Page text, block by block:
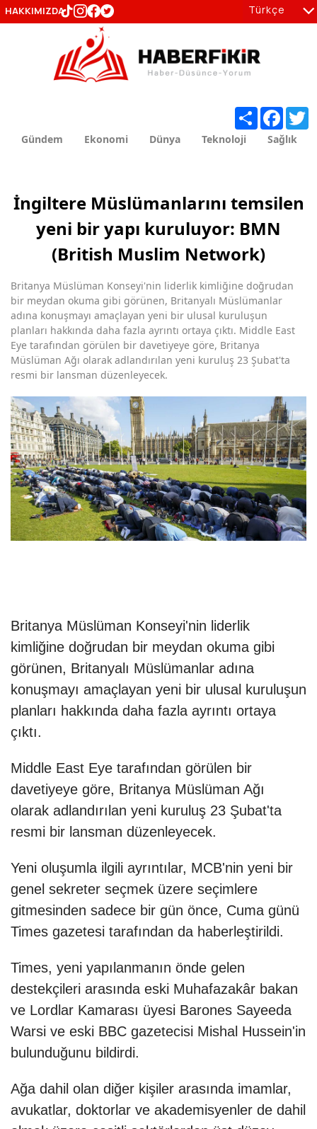
Gündem Ekonomi Dünya Teknoloji Sağlık
İngiltere Müslümanlarını temsilen
yeni bir yapı kuruluyor: BMN
(British Muslim Network)
Britanya Müslüman Konseyi'nin liderlik kimliğine doğrudan
bir meydan okuma gibi görünen, Britanyalı Müslümanlar
adına konuşmayı amaçlayan yeni bir ulusal kuruluşun
planları hakkında daha fazla ayrıntı ortaya çıktı. Middle East
Eye tarafından görülen bir davetiyeye göre, Britanya
Müslüman Ağı olarak adlandırılan yeni kuruluş 23 Şubat'ta
resmi bir lansman düzenleyecek.
Britanya Müslüman Konseyi'nin liderlik
kimliğine doğrudan bir meydan okuma gibi
görünen, Britanyalı Müslümanlar adına
konuşmayı amaçlayan yeni bir ulusal kuruluşun
planları hakkında daha fazla ayrıntı ortaya
çıktı.
Middle East Eye tarafından görülen bir
davetiyeye göre, Britanya Müslüman Ağı
olarak adlandırılan yeni kuruluş 23 Şubat'ta
resmi bir lansman düzenleyecek.
Yeni oluşumla ilgili ayrıntılar, MCB'nin yeni bir
genel sekreter seçmek üzere seçimlere
gitmesinden sadece bir gün önce, Cuma günü
Times gazetesi tarafından da haberleştirildi.
Times, yeni yapılanmanın önde gelen
destekçileri arasında eski Muhafazakâr bakan
ve Lordlar Kamarası üyesi Barones Sayeeda
Warsi ve eski BBC gazetecisi Mishal Hussein'in
bulunduğunu bildirdi.
Ağa dahil olan diğer kişiler arasında imamlar,
avukatlar, doktorlar ve akademisyenler de dahil
Share
Türkçe
en
HAKKIMIZDA